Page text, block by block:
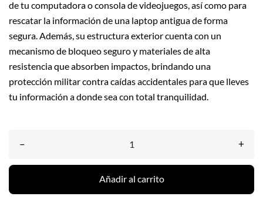
de tu computadora o consola de videojuegos, así como para
rescatar la información de una laptop antigua de forma
segura. Además, su estructura exterior cuenta con un
mecanismo de bloqueo seguro y materiales de alta
resistencia que absorben impactos, brindando una
protección militar contra caídas accidentales para que lleves
tu información a donde sea con total tranquilidad.
– +
Añadir al carrito